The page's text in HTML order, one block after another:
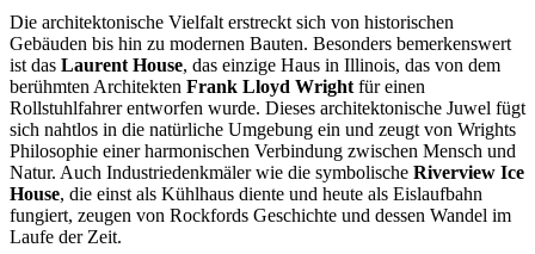
Die architektonische Vielfalt erstreckt sich von historischen
Gebäuden bis hin zu modernen Bauten. Besonders bemerkenswert
ist das Laurent House, das einzige Haus in Illinois, das von dem
berühmten Architekten Frank Lloyd Wright für einen
Rollstuhlfahrer entworfen wurde. Dieses architektonische Juwel fügt
sich nahtlos in die natürliche Umgebung ein und zeugt von Wrights
Philosophie einer harmonischen Verbindung zwischen Mensch und
Natur. Auch Industriedenkmäler wie die symbolische Riverview Ice
House, die einst als Kühlhaus diente und heute als Eislaufbahn
fungiert, zeugen von Rockfords Geschichte und dessen Wandel im
Laufe der Zeit.